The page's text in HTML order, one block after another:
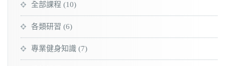
全部課程 (10)
各類研習 (6)
專業健身知識 (7)